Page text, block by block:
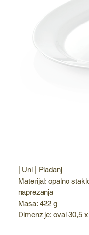
| Uni | Pladanj
Materijal: opalno
naprezanja
Masa: 422 g
Dimenzije: oval 30,5